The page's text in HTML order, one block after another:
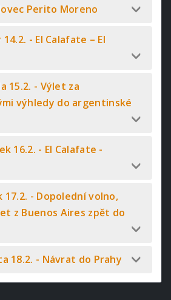
Perito Moreno
- El Calafate – El
15.2. - Výlet za
výhledy do argentinské
16.2. - El Calafate -
17.2. - Dopolední volno,
z Buenos Aires zpět do
18.2. - Návrat do Prahy